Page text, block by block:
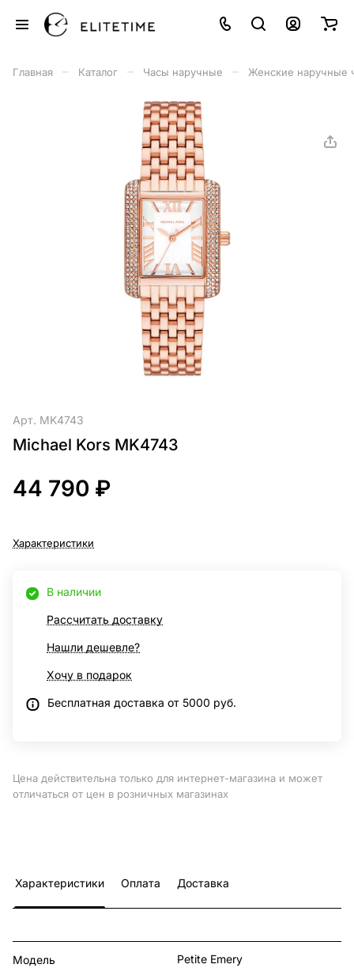
Главная Каталог Часы наручные Женские наручные
Арт. MK4743
Michael Kors MK4743
44 790 ₽
Характеристики
В наличии
Рассчитать доставку
Нашли дешевле?
Хочу в подарок
Бесплатная доставка от 5000 руб.
Цена действительна только для интернет-магазина и может
отличаться от цен в розничных магазинах
Характеристики Оплата Доставка
Модель Petite Emery